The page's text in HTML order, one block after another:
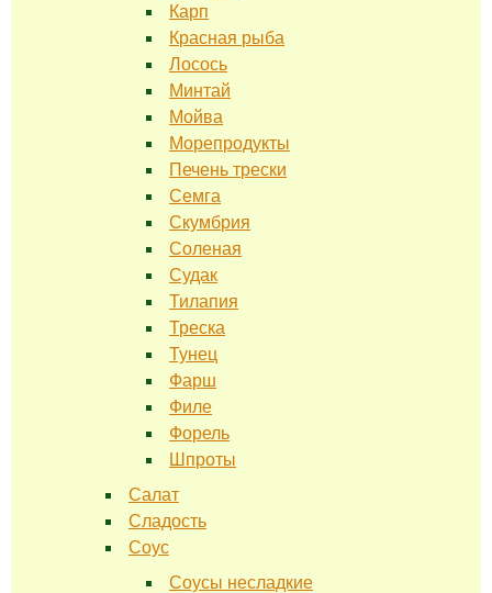
Карп
Красная рыба
Лосось
Минтай
Мойва
Морепродукты
Печень трески
Семга
Скумбрия
Соленая
Судак
Тилапия
Треска
Тунец
Фарш
Филе
Форель
Шпроты
Салат
Сладость
Соус
Соусы несладкие